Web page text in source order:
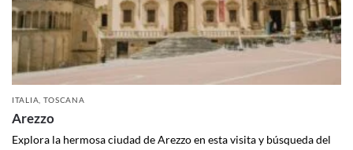
ITALIA TOSCANA
Arezzo
Explora la hermosa ciudad de Arezzo en esta visita y búsqueda del